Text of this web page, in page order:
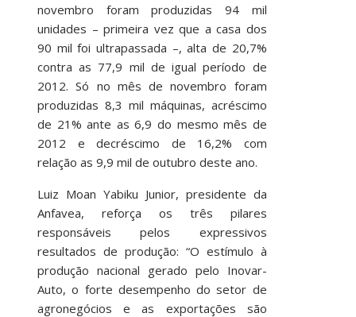
novembro foram produzidas 94 mil
unidades – primeira vez que a casa dos
90 mil foi ultrapassada –, alta de 20,7%
contra as 77,9 mil de igual período de
2012. Só no mês de novembro foram
produzidas 8,3 mil máquinas, acréscimo
de 21% ante as 6,9 do mesmo mês de
2012 e decréscimo de 16,2% com
relação as 9,9 mil de outubro deste ano.
Luiz Moan Yabiku Junior, presidente da
Anfavea, reforça os três pilares
responsáveis pelos expressivos
resultados de produção: “O estímulo à
produção nacional gerado pelo Inovar-
Auto, o forte desempenho do setor de
agronegócios e as exportações são